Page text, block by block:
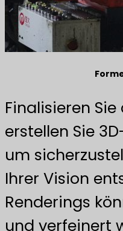
Finalisieren
erstellen Sie
um
Ihrer Vision
Renderings
und verfeinert